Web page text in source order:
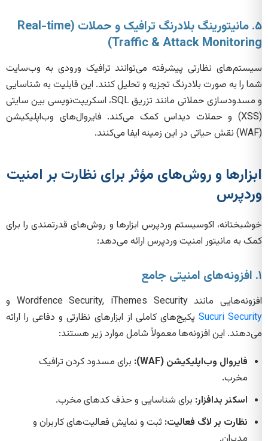
۵. مانیتورینگ بلادرنگ ترافیک و حملات (Real-time
Traffic & Attack Monitoring)
سیستم‌های نظارتی پیشرفته می‌توانند ترافیک ورودی به وب‌سایت
شما را به صورت بلادرنگ تجزیه و تحلیل کنند. این قابلیت به شناسایی
و مسدودسازی حملاتی مانند تزریق SQL، اسکریپت‌نویسی بین سایتی
(XSS) و حملات دیداس کمک می‌کند. فایروال‌های وب‌اپلیکیشن
(WAF) نقش حیاتی در این زمینه ایفا می‌کنند.
ابزارها و روش‌های مؤثر برای نظارت بر امنیت
وردپرس
خوشبختانه، اکوسیستم وردپرس ابزارها و روش‌های قدرتمندی را برای
کمک به مانیتور امنیت وردپرس ارائه می‌دهد:
۱. افزونه‌های امنیتی جامع
افزونه‌هایی مانند Wordfence Security, iThemes Security و
Sucuri Security پکیج‌های کاملی از ابزارهای نظارتی و دفاعی را ارائه
می‌دهند. این افزونه‌ها معمولاً شامل موارد زیر هستند:
فایروال وب‌اپلیکیشن (WAF):
برای مسدود کردن ترافیک
مخرب.
اسکنر بدافزار: برای شناسایی و حذف کدهای مخرب.
نظارت بر لاگ فعالیت: ثبت و نمایش فعالیت‌های کاربران و